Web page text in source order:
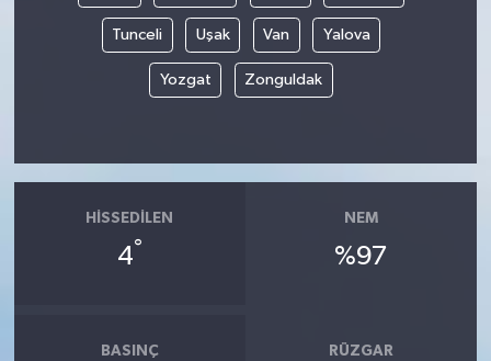
Tunceli Uşak Van Yalova
Yozgat Zonguldak
HISSEDILEN
4°
NEM
%97
BASINÇ RÜZGAR